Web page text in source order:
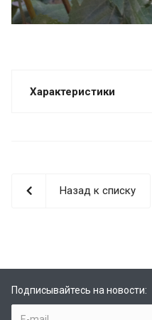
Характеристики
Назад к списку
Подписывайтесь на новости: